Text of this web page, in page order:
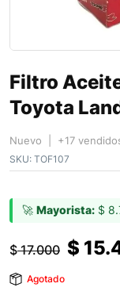
Filtro
Toyota
Nuevo | +17
SKU: TOF107
🚀 Mayorista: $
$17.000 $
Agotado